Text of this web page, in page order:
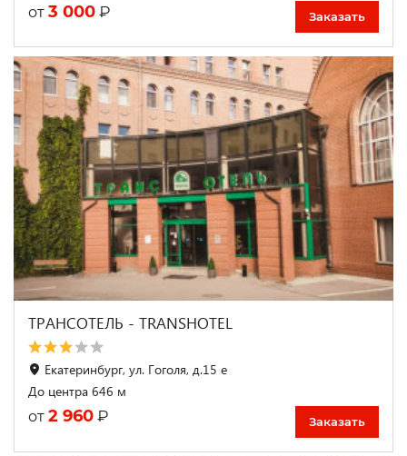
от 3 000 ₽ Заказать
ТРАНСОТЕЛЬ - TRANSHOTEL
Екатеринбург, ул. Гоголя, д.15 е
До центра 646 м
от 2 960 ₽ Заказать